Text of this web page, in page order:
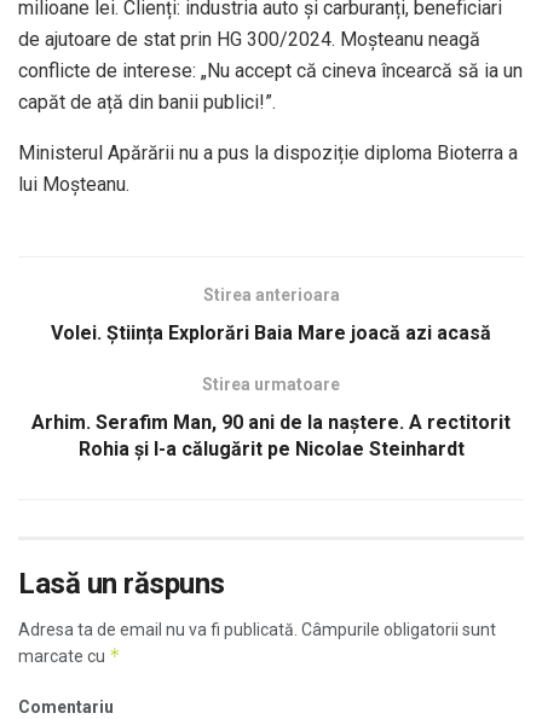
milioane lei. Clienți: industria auto și carburanți, beneficiari
de ajutoare de stat prin HG 300/2024. Moșteanu neagă
conflicte de interese: „Nu accept că cineva încearcă să ia un
capăt de ață din banii publici!”.
Ministerul Apărării nu a pus la dispoziție diploma Bioterra a
lui Moșteanu.
Stirea anterioara
Volei. Știința Explorări Baia Mare joacă azi acasă
Stirea urmatoare
Arhim. Serafim Man, 90 ani de la naștere. A rectitorit
Rohia și l-a călugărit pe Nicolae Steinhardt
Lasă un răspuns
Adresa ta de email nu va fi publicată. Câmpurile obligatorii sunt
marcate cu *
Comentariu